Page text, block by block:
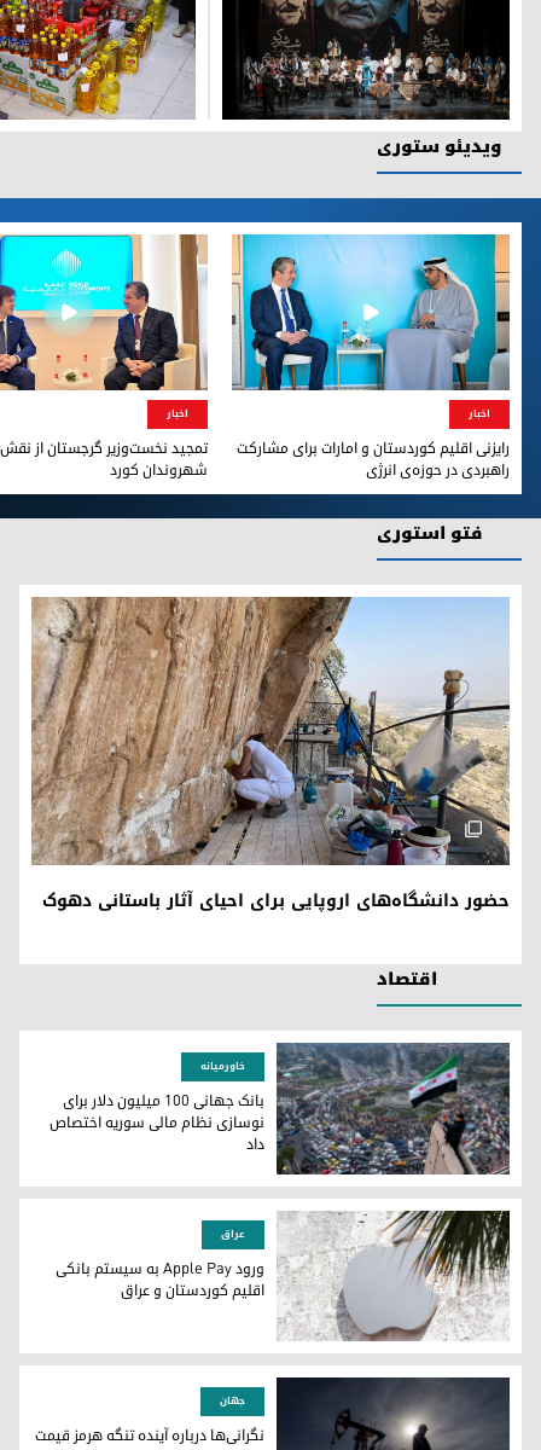
اجرای برنامه هنری در مراسم «شب شیرکو» در تالار وحدت
سایه‌ی سنگین تورم ویدیئو ستوری
رایزنی اقلیم کوردستان و امارات برای مشارکت راهبردی در
اخبار
رایزنی اقلیم کوردستان و امارات برای مشارکت
راهبردی در حوزه‌ی انرژی
تمجید نخست‌وزیر
اخبار
تمجید نخست‌وزیر گرجستان از
شهروندان کورد
فتو استوری
حضور دانشگاه‌های اروپایی برای احیای آثار باستانی دهوک
حضور دانشگاه‌های اروپایی برای احیای آثار باستانی دهوک
اقتصاد
بانک جهانی ۱۰۰ میلیون دلار برای نوسازی نظام مالی سوریه اختصاص داد
خاورمیانه
بانک جهانی ۱۰۰ میلیون دلار برای
نوسازی نظام مالی سوریه اختصاص
داد
ورود Apple Pay به سیستم بانکی اقلیم کوردستان و عراق
عراق
ورود Apple Pay به سیستم بانکی
اقلیم کوردستان و عراق
جهان
نگرانی‌ها درباره آینده تنگه هرمز قیمت